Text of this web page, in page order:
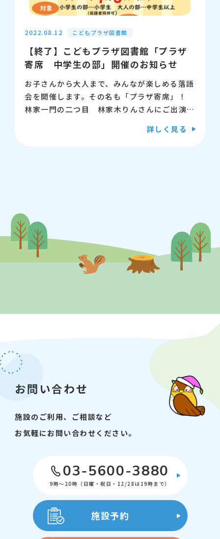
【日時】9月11日（日）13:00～15:30
【会場】こどもプラザ4階会議室１・２
【定員】各回20名程度
【申込】8月28日（日）9時からカウンターま
たは電話
詳しくはこちら
お問合せ：03-5600-3885
2022.08.12 こどもプラザ図書館
【終了】こどもプラザ図書館「プラザ
寄席 中学生の部」開催のお知らせ
お子さんから大人まで、みんなが楽しめる落語
会を開催します。その名も「プラザ寄席」！
林家一門の二つ目 林家木りんさんにご出演い
分かりやすく楽しめる噺をしていただきます。
２ ※マットの上にお座りいただきます。
【定員】20名程度
【申込】９月３日（土）9:00よりこどもプラ
ザ図書館カウンターと電話にて承ります。
※定員に達し次第終了
詳しく見る
お問い合わせ
施設のご利用、ご相談など
お気軽にお問い合わせください。
03-5600-3880
9時～20時（日曜・祝日・12/28は19時まで）
施設予約